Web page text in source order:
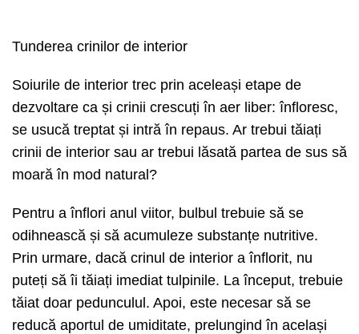
Tunderea crinilor de interior
Soiurile de interior trec prin aceleași etape de
dezvoltare ca și crinii crescuți în aer liber: înfloresc,
se usucă treptat și intră în repaus. Ar trebui tăiați
crinii de interior sau ar trebui lăsată partea de sus să
moară în mod natural?
Pentru a înflori anul viitor, bulbul trebuie să se
odihnească și să acumuleze substanțe nutritive.
Prin urmare, dacă crinul de interior a înflorit, nu
puteți să îi tăiați imediat tulpinile. La început, trebuie
tăiat doar pedunculul. Apoi, este necesar să se
reducă aportul de umiditate, prelungind în același